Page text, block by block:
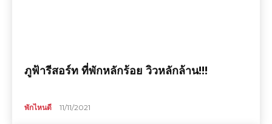
ภูฟ้ารีสอร์ท ที่พักหลักร้อย วิวหลักล้าน!!!
พักไหนดี 11/11/2021